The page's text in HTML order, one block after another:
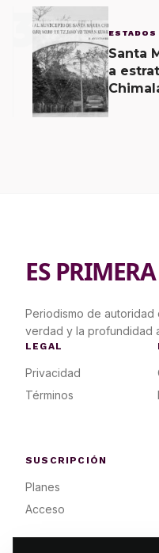
3 ESTADOS
Santa
a
ES
Periodismo de autoridad
verdad y la profundidad
LEGAL
Privacidad
Términos
SUSCRIPCIÓN
Planes
Acceso